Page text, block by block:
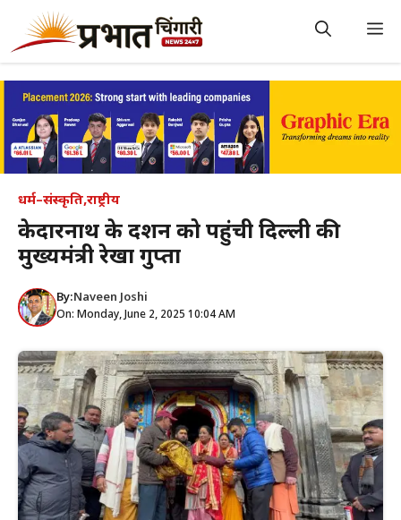
content
धर्म–संस्कृति,राष्ट्रीय
केदारनाथ के दर्शन को पहुंची दिल्ली की
मुख्यमंत्री रेखा गुप्ता
By:Naveen Joshi
On: Monday, June 2, 2025 10:04 AM